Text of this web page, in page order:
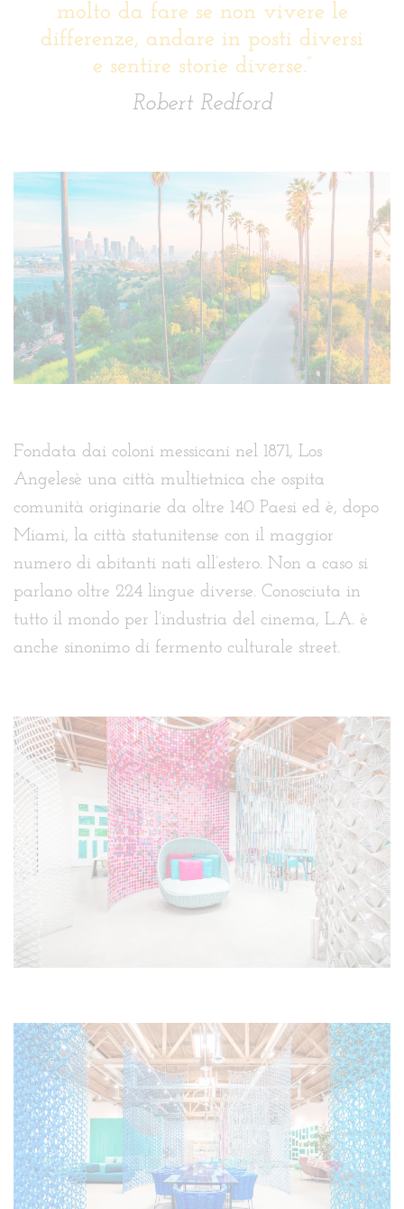
molto da fare se non vivere le
differenze, andare in posti diversi
e sentire storie diverse.”
Robert Redford
Fondata dai coloni messicani nel 1871, Los
Angelesè una città multietnica che ospita
comunità originarie da oltre 140 Paesi ed è, dopo
Miami, la città statunitense con il maggior
numero di abitanti nati all’estero. Non a caso si
parlano oltre 224 lingue diverse. Conosciuta in
tutto il mondo per l’industria del cinema, L.A. è
anche sinonimo di fermento culturale street.